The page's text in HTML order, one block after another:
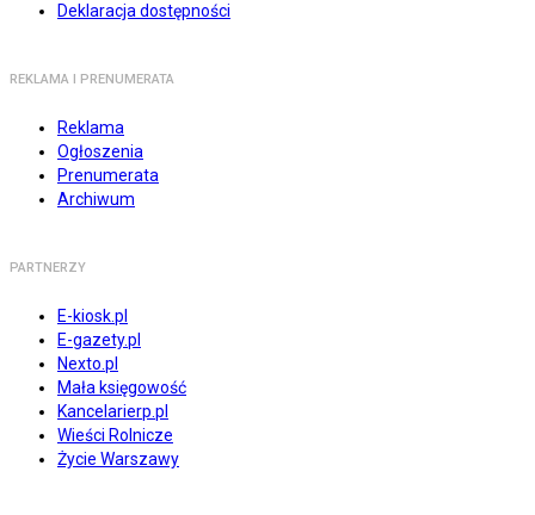
Deklaracja dostępności
REKLAMA I PRENUMERATA
Reklama
Ogłoszenia
Prenumerata
Archiwum
PARTNERZY
E-kiosk.pl
E-gazety.pl
Nexto.pl
Mała księgowość
Kancelarierp.pl
Wieści Rolnicze
Życie Warszawy